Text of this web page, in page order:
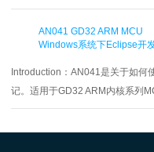
AN041 GD32 ARM MCU
Windows系统下Eclipse开
Introduction： AN041是关于如何
记。适用于GD32 ARM内核系列